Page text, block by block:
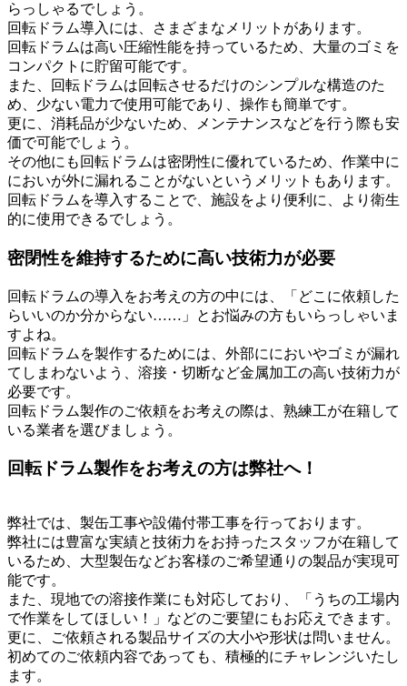
らっしゃるでしょう。
回転ドラム導入には、さまざまなメリットがあります。
回転ドラムは高い圧縮性能を持っているため、大量のゴミを
コンパクトに貯留可能です。
また、回転ドラムは回転させるだけのシンプルな構造のた
め、少ない電力で使用可能であり、操作も簡単です。
更に、消耗品が少ないため、メンテナンスなどを行う際も安
価で可能でしょう。
その他にも回転ドラムは密閉性に優れているため、作業中に
においが外に漏れることがないというメリットもあります。
回転ドラムを導入することで、施設をより便利に、より衛生
的に使用できるでしょう。
密閉性を維持するために高い技術力が必要
回転ドラムの導入をお考えの方の中には、「どこに依頼した
らいいのか分からない……」とお悩みの方もいらっしゃいま
すよね。
回転ドラムを製作するためには、外部ににおいやゴミが漏れ
てしまわないよう、溶接・切断など金属加工の高い技術力が
必要です。
回転ドラム製作のご依頼をお考えの際は、熟練工が在籍して
いる業者を選びましょう。
回転ドラム製作をお考えの方は弊社へ！
弊社では、製缶工事や設備付帯工事を行っております。
弊社には豊富な実績と技術力をお持ったスタッフが在籍して
いるため、大型製缶などお客様のご希望通りの製品が実現可
能です。
また、現地での溶接作業にも対応しており、「うちの工場内
で作業をしてほしい！」などのご要望にもお応えできます。
更に、ご依頼される製品サイズの大小や形状は問いません。
初めてのご依頼内容であっても、積極的にチャレンジいたし
ます。